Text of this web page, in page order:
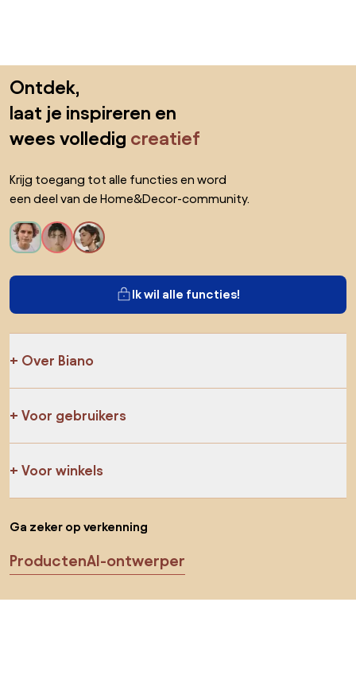
Ontdek,
laat je inspireren en
wees volledig creatief
Krijg toegang tot alle functies en word
een deel van de Home&Decor-community.
Ik wil alle functies!
Over Biano
Voor gebruikers
Voor winkels
Ga zeker op verkenning
ProductenAI-ontwerper